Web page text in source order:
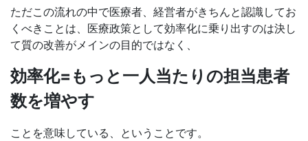
ただこの流れの中で医療者、経営者がきちんと認識してお
くべきことは、医療政策として効率化に乗り出すのは決し
て質の改善がメインの目的ではなく、
効率化=もっと一人当たりの担当患者
数を増やす
ことを意味している、ということです。